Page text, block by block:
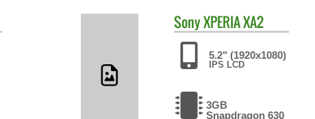
SonyXPERIA XA2
5.2" (1920x1080)
IPS LCD
3GB
Snapdragon 630